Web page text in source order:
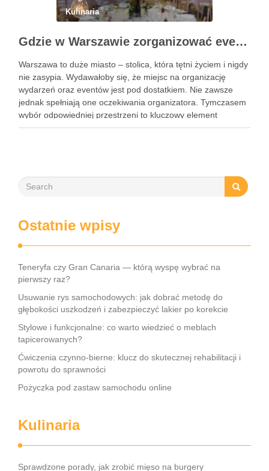
Kulinaria
Gdzie w Warszawie zorganizować event?
Warszawa to duże miasto – stolica, która tętni życiem i nigdy
nie zasypia. Wydawałoby się, że miejsc na organizację
wydarzeń oraz eventów jest pod dostatkiem. Nie zawsze
jednak spełniają one oczekiwania organizatora. Tymczasem
wybór odpowiedniej przestrzeni to kluczowy element
organizacji każdego wydarzenia. Podpowiadamy zatem,
Ostatnie wpisy
Teneryfa czy Gran Canaria — którą wyspę wybrać na
pierwszy raz?
Usuwanie rys samochodowych: jak dobrać metodę do
głębokości uszkodzeń i zabezpieczyć lakier po korekcie
Stylowe i funkcjonalne: co warto wiedzieć o meblach
tapicerowanych?
Ćwiczenia czynno-bierne: klucz do skutecznej rehabilitacji i
powrotu do sprawności
Pożyczka pod zastaw samochodu online
Kulinaria
Sprawdzone porady, jak zrobić mięso na burgery